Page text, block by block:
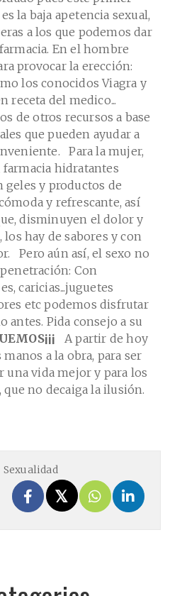
la baja apetencia sexual,
a los que podemos dar
En el hombre
provocar la erección:
los conocidos Viagra y
receta del medico...
de otros recursos a base
que pueden ayudar a
Para la mujer,
hidratantes
y productos de
y refrescante, así
disminuyen el dolor y
hay de sabores y con
Pero aún así, el sexo no
Con
caricias...juguetes
etc podemos disfrutar
antes. Pida consejo a su
A partir de hoy
a la obra, para ser
una vida mejor y para los
que no decaiga la ilusión.
Sexualidad